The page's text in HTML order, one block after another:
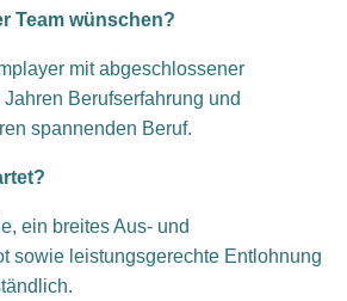
Team wünschen?
mit abgeschlossener
Berufserfahrung und
spannenden Beruf.
ein breites Aus- und
sowie leistungsgerechte Entlohnung